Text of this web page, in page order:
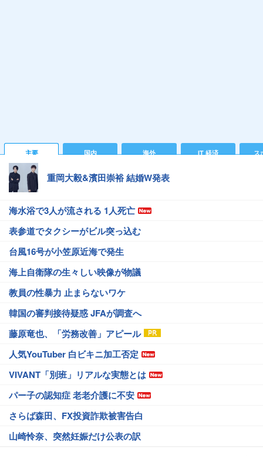
主要 国内 海外 IT 経済 ス
重岡大毅&濱田崇裕 結婚W発表
海水浴で3人が流される 1人死亡
表参道でタクシーがビル突っ込む
台風16号が小笠原近海で発生
海上自衛隊の生々しい映像が物議
教員の性暴力 止まらないワケ
韓国の審判接待疑惑 JFAが調査へ
藤原竜也、「労務改善」アピール
人気YouTuber 白ビキニ加工否定
VIVANT「別班」リアルな実態とは
パー子の認知症 老老介護に不安
さらば森田、FX投資詐欺被害告白
山崎怜奈、突然妊娠だけ公表の訳